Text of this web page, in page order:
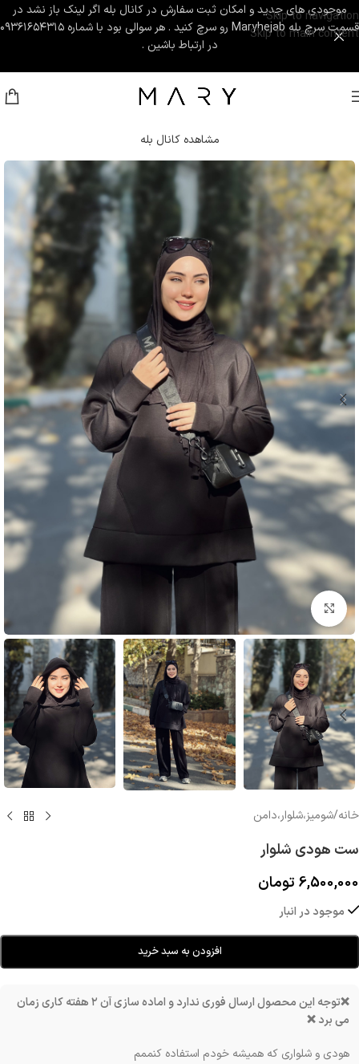
Skip to navigation
Skip to main content
موجودی های جدید و امکان ثبت سفارش در کانال بله اگر لینک باز نشد در
قسمت سرچ بله Maryhejab رو سرچ کنید . هر سوالی بود با شماره ۰۹۳۶۱۶۵۴۳۱۵
در ارتباط باشین .
مشاهده کانال بله
بزرگنمایی تصویر
خانه/شوميز،شلوار،دامن
ست هودی شلوار
6,500,000 تومان
موجود در انبار
افزودن به سبد خرید
❌توجه این محصول ارسال فوری ندارد و اماده سازی آن ۲ هفته کاری زمان
می برد ❌
هودی و شلواری که همیشه خودم استفاده کنممم